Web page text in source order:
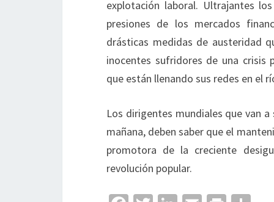
explotación laboral. Ultrajantes
presiones de los mercados
drásticas medidas de austeridad
inocentes sufridores de una crisis
que están llenando sus redes en el
Los dirigentes mundiales que van
mañana, deben saber que el
promotora de la creciente
revolución popular.